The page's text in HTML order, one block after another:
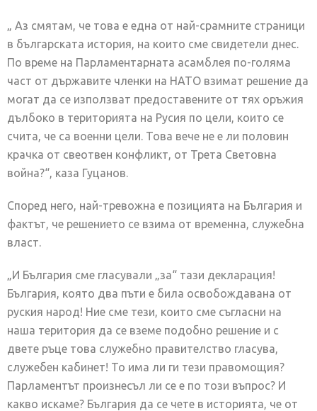
„ Аз смятам, че това е една от най-срамните страници
в българската история, на които сме свидетели днес.
По време на Парламентарната асамблея по-голяма
част от държавите членки на НАТО взимат решение да
могат да се използват предоставените от тях оръжия
дълбоко в територията на Русия по цели, които се
счита, че са военни цели. Това вече не е ли половин
крачка от свеотвен конфликт, от Трета Световна
война?“, каза Гуцанов.
Според него, най-тревожна е позицията на България и
фактът, че решението се взима от временна, служебна
власт.
„И България сме гласували „за“ тази декларация!
България, която два пъти е била освобождавана от
руския народ! Ние сме тези, които сме съгласни на
наша територия да се вземе подобно решение и с
двете ръце това служебно правителство гласува,
служебен кабинет! То има ли ги тези правомощия?
Парламентът произнесъл ли се е по този въпрос? И
какво искаме? България да се чете в историята, че от